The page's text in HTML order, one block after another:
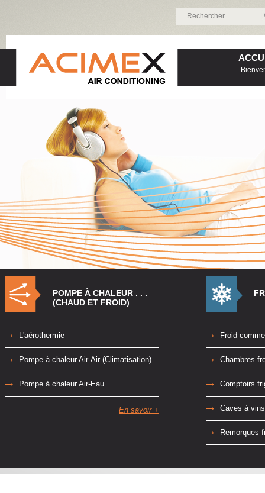
POMPE À CHALEUR . . .
(CHAUD ET FROID)
L'aérothermie
Pompe à chaleur Air-Air (Climatisation)
Pompe à chaleur Air-Eau
En savoir +
Froid
Chambres
Comptoirs
Caves à vins
Remorques